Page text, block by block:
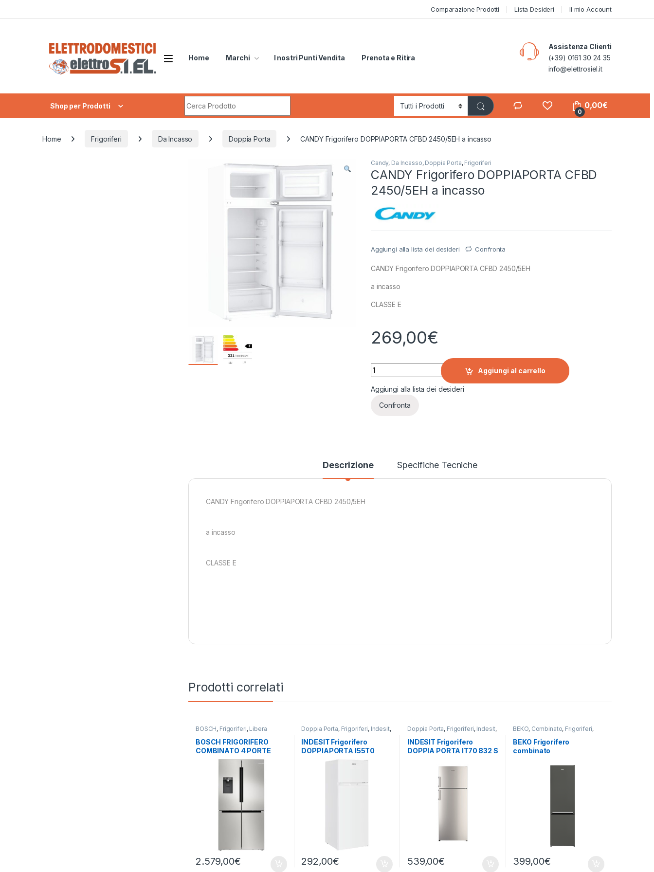
Comparazione Prodotti Lista Desideri Il mio Account
Home Marchi I nostri Punti Vendita Prenota e Ritira
Assistenza Clienti
(+39) 0161 30 24 35
info@elettrosiel.it
Shop per Prodotti
0
0,00€
Home Frigoriferi Da Incasso Doppia Porta CANDY Frigorifero DOPPIAPORTA CFBD 2450/5EH a incasso
Candy, Da Incasso, Doppia Porta, Frigoriferi
CANDY Frigorifero DOPPIAPORTA CFBD
2450/5EH a incasso
Aggiungi alla lista dei desideri Confronta
CANDY Frigorifero DOPPIAPORTA CFBD 2450/5EH
a incasso
CLASSE E
269,00€
CANDY Frigorifero DOPPIAPORTA CFBD 2450/5EH a incasso quantity
Aggiungi al carrello
Aggiungi alla lista dei desideri
Confronta
Descrizione Specifiche Tecniche
CANDY Frigorifero DOPPIAPORTA CFBD 2450/5EH
a incasso
CLASSE E
Prodotti correlati
BOSCH, Frigoriferi, Libera
Installazione
Porte
BOSCH FRIGORIFERO
COMBINATO 4 PORTE
KFD96APEA – TOTAL NO
2.579,00€
Doppia Porta, Frigoriferi, Indesit,
Libera Installazione
INDESIT Frigorifero
DOPPIAPORTA I55T0
292,00€
Doppia Porta, Frigoriferi, Indesit,
Libera Installazione
INDESIT Frigorifero
DOPPIA PORTA IT70 832 S
539,00€
BEKO, Combinato, Frigoriferi,
BEKO Frigorifero
combinato
399,00€